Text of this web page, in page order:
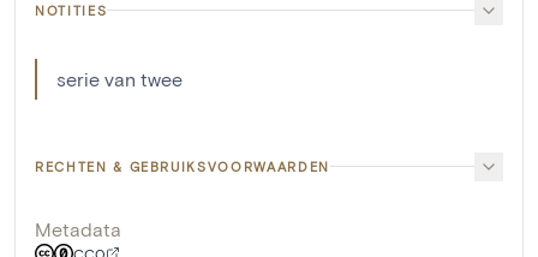
NOTITIES
serie van twee
RECHTEN & GEBRUIKSVOORWAARDEN
Metadata
CC0